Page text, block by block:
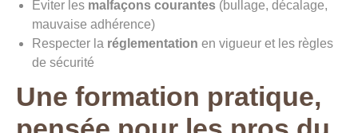
Éviter les malfaçons courantes (bullage, décalage,
mauvaise adhérence)
Respecter la réglementation en vigueur et les règles
de sécurité
Une formation pratique,